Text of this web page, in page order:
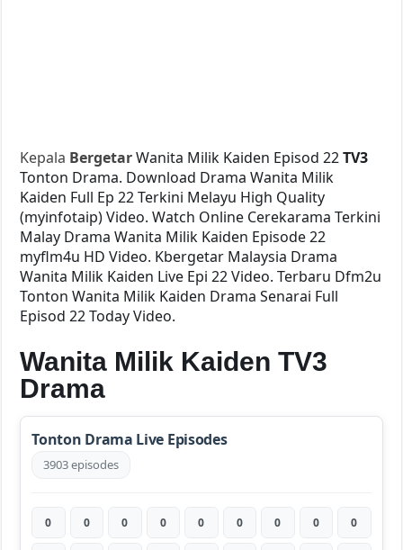
Kepala BergetarWanita Milik Kaiden Episod 22TV3
Tonton Drama. Download Drama Wanita Milik
Kaiden Full Ep 22 Terkini Melayu High Quality
(myinfotaip) Video. Watch Online Cerekarama Terkini
Malay Drama Wanita Milik Kaiden Episode 22
myflm4u HD Video. Kbergetar Malaysia Drama
Wanita Milik Kaiden Live Epi 22 Video. Terbaru Dfm2u
Tonton Wanita Milik Kaiden Drama Senarai Full
Episod 22 Today Video.
Wanita Milik Kaiden TV3
Drama
Tonton Drama Live Episodes
3903 episodes
0 0 0 0 0 0 0 0 0